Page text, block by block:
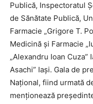
Publică, Inspectoratul
de Sănătate Publică,
Farmacie „Grigore T.
Medicină și Farmacie
„Alexandru Ioan Cuza”
Asachi” Iași. Gala de
Național, fiind urmată
menționează